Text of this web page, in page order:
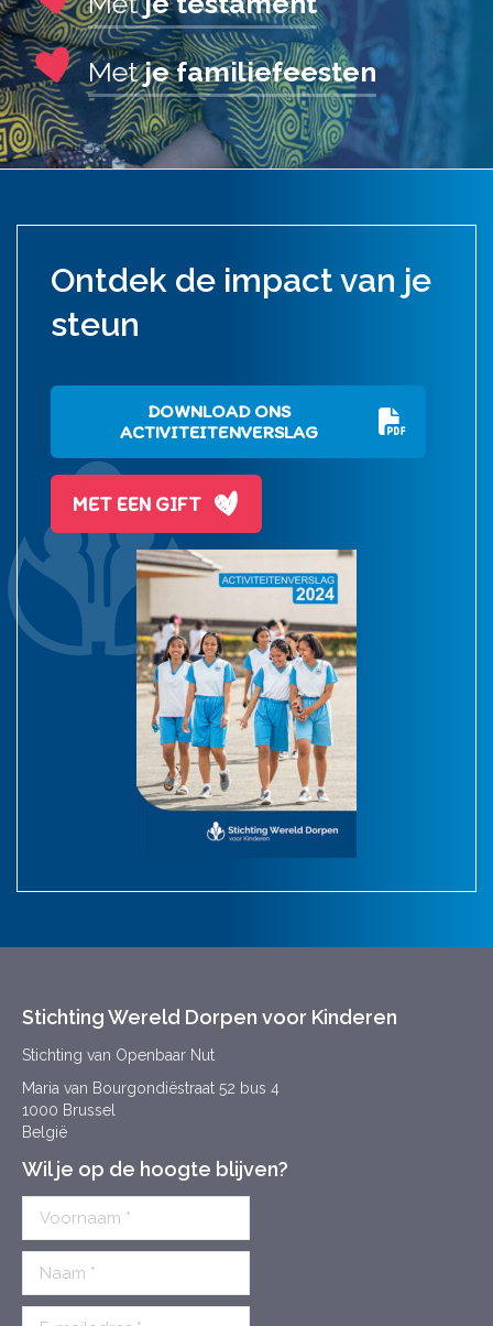
Metje familiefeesten
Ontdek de impact van je
steun
DOWNLOAD ONS
ACTIVITEITENVERSLAG
MET EEN GIFT
Stichting Wereld Dorpen voor Kinderen
Stichting van Openbaar Nut
Maria van Bourgondiëstraat 52 bus 4
1000 Brussel
België
Wil je op de hoogte blijven?